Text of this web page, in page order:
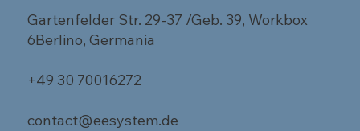
Gartenfelder Str. 29-37 /Geb. 39, Workbox
6Berlino, Germania
+49 30 70016272
contact@eesystem.de